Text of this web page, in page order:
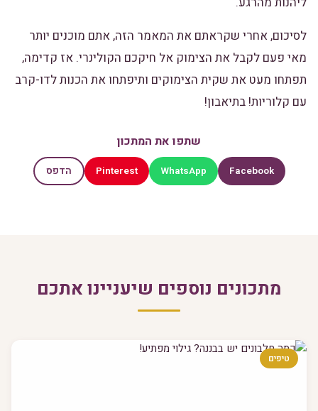
לסיכום, אחרי שקראתם את המאמר הזה, אתם מוכנים יותר
מאי פעם לקבל את הצימוק אל חיקכם הקולינרי. אז קדימה,
תפתחו מעט את שקית הצימוקים ותיפתחו את הכנות לדו-קרב
עם קלוריות! בתיאבון!
שתפו את המתכון
Facebook
WhatsApp
Pinterest הדפס
מתכונים נוספים שיעניינו אתכם
טיפים